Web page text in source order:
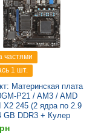
частями
1 шт.
Материнская плата
P21 / AM3 / AMD
X2 245 (2 ядра по 2.9
GB DDR3 + Кулер